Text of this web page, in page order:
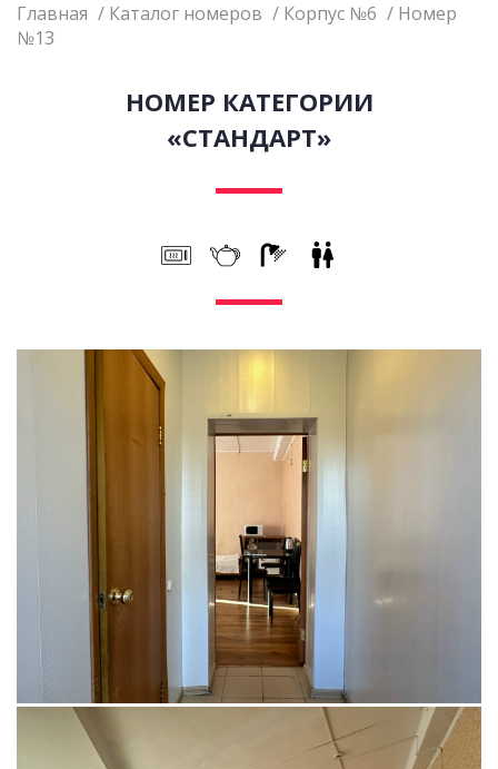
Главная Каталог номеров Корпус №6
Номер
№13
НОМЕР КАТЕГОРИИ
«СТАНДАРТ»